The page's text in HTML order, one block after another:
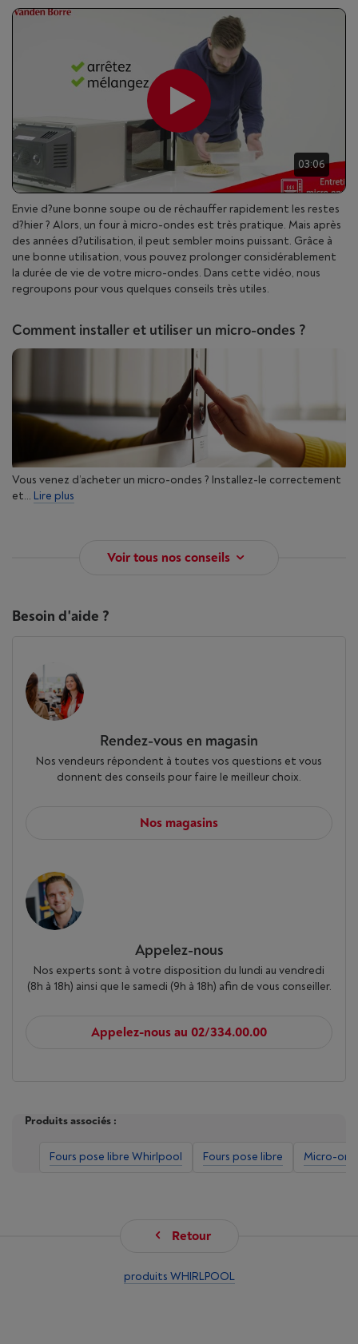
03:06
Envie d?une bonne soupe ou de réchauffer rapidement les restes
d?hier ? Alors, un four à micro-ondes est très pratique. Mais après
des années d?utilisation, il peut sembler moins puissant. Grâce à
une bonne utilisation, vous pouvez prolonger considérablement
la durée de vie de votre micro-ondes. Dans cette vidéo, nous
regroupons pour vous quelques conseils très utiles.
Comment installer et utiliser un micro-ondes ?
Vous venez d’acheter un micro-ondes ? Installez-le correctement
et... Lire plus
Voir tous nos conseils
Besoin d'aide ?
Rendez-vous en magasin
Nos vendeurs répondent à toutes vos questions et vous
donnent des conseils pour faire le meilleur choix.
Nos magasins
Appelez-nous
Nos experts sont à votre disposition du lundi au vendredi
(8h à 18h) ainsi que le samedi (9h à 18h) afin de vous conseiller.
Appelez-nous au 02/334.00.00
Produits associés :
Fours pose libre Whirlpool Fours pose libre Micro-
Retour
produits WHIRLPOOL